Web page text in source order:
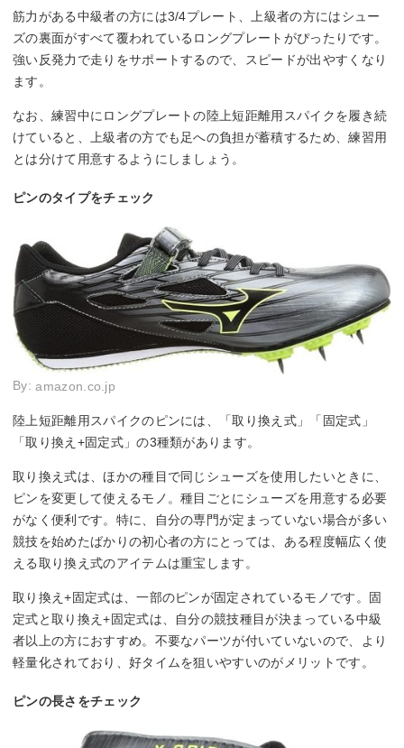
筋力がある中級者の方には3/4プレート、上級者の方にはシュー
ズの裏面がすべて覆われているロングプレートがぴったりです。
強い反発力で走りをサポートするので、スピードが出やすくなり
ます。
なお、練習中にロングプレートの陸上短距離用スパイクを履き続
けていると、上級者の方でも足への負担が蓄積するため、練習用
とは分けて用意するようにしましょう。
ピンのタイプをチェック
By:amazon.co.jp
陸上短距離用スパイクのピンには、「取り換え式」「固定式」
「取り換え+固定式」の3種類があります。
取り換え式は、ほかの種目で同じシューズを使用したいときに、
ピンを変更して使えるモノ。種目ごとにシューズを用意する必要
がなく便利です。特に、自分の専門が定まっていない場合が多い
競技を始めたばかりの初心者の方にとっては、ある程度幅広く使
える取り換え式のアイテムは重宝します。
取り換え+固定式は、一部のピンが固定されているモノです。固
定式と取り換え+固定式は、自分の競技種目が決まっている中級
者以上の方におすすめ。不要なパーツが付いていないので、より
軽量化されており、好タイムを狙いやすいのがメリットです。
ピンの長さをチェック